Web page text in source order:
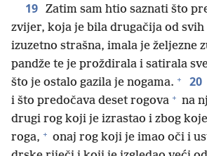
19 Zatim sam htio saznati što
zvijer, koja je bila drugačija od
izuzetno strašna, imala je željezne
pandže te je proždirala i satirala
što je ostalo gazila je nogama. + 20
i što predočava deset rogova + na
drugi rog koji je izrastao i zbog
roga, + onaj rog koji je imao oči i